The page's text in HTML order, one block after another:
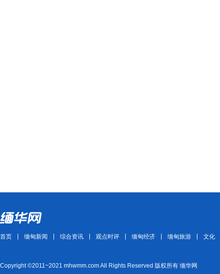
首页 缅甸新闻 综合资讯 观点时评 缅甸经济 缅甸旅游 文化
Copyright ©2011~2021 mhwmm.com All Rights Reserved 版权所有 缅华网